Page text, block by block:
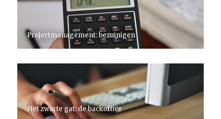
Projectmanagement: bezuinigen
Het zwarte gat: de backoffice